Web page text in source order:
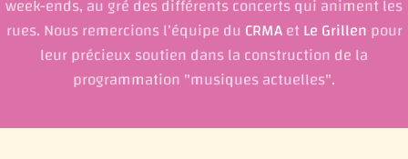
week-ends, au gré des différents concerts qui animent les
rues. Nous remercions l’équipe duCRMAetLe Grillenpour
leur précieux soutien dans la construction de la
programmation "musiques actuelles".